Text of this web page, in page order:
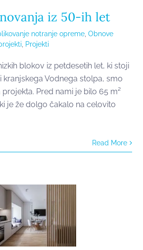
iz 50-ih let
notranje opreme,Obnove
, Projekti
blokov iz petdesetih let, ki stoji
kranjskega Vodnega stolpa, smo
Pred nami je bilo 65 m²
je že dolgo čakalo na celovito
Read More
Prenova
Bledu